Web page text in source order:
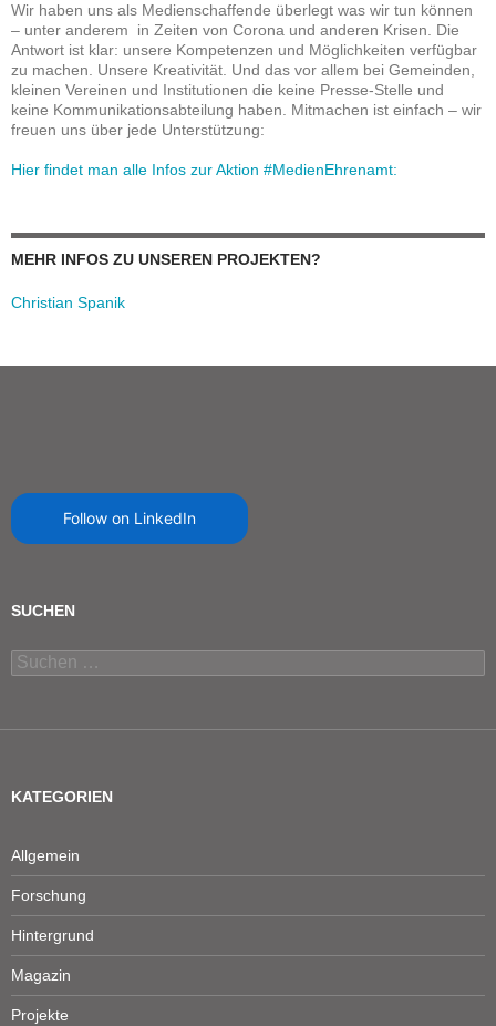
Wir haben uns als Medienschaffende überlegt was wir tun können
– unter anderem in Zeiten von Corona und anderen Krisen. Die
Antwort ist klar: unsere Kompetenzen und Möglichkeiten verfügbar
zu machen. Unsere Kreativität. Und das vor allem bei Gemeinden,
kleinen Vereinen und Institutionen die keine Presse-Stelle und
keine Kommunikationsabteilung haben. Mitmachen ist einfach – wir
freuen uns über jede Unterstützung:
Hier findet man alle Infos zur Aktion #MedienEhrenamt:
MEHR INFOS ZU UNSEREN PROJEKTEN?
Christian Spanik
Follow on LinkedIn
SUCHEN
Suchen
nach:
KATEGORIEN
Allgemein
Forschung
Hintergrund
Magazin
Projekte